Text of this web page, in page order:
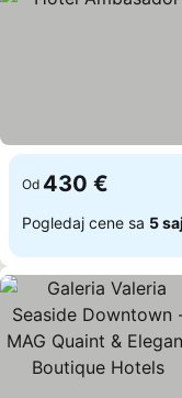
Od 430 €
Pogledaj cene sa 5